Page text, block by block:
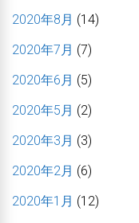
2020年8月 (14)
2020年7月 (7)
2020年6月 (5)
2020年5月 (2)
2020年3月 (3)
2020年2月 (6)
2020年1月 (12)